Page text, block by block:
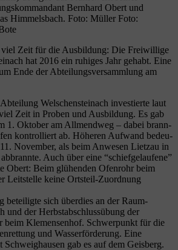
Bernhard Obert und
Himmelsbach. Foto: Müller Foto:
viel Zeit für die Aus­bil­dung: Die Frei­wil­li­ge
hat 2016 ein ruhi­ges Jahr gehabt. Eine
Ende der Abtei­lungs­ver­samm­lung am
Wel­schen­stein­ach inves­tier­te laut
Zeit in Pro­ben und Aus­bil­dung. Es gab
1. Okto­ber am All­mend­weg – dabei brann­
kon­trol­liert ab. Höhe­ren Auf­wand bedeu­
Novem­ber, als beim Anwe­sen Liet­zau in
Auch über eine “schief­ge­lau­fe­ne”
Obert: Beim glü­hen­den Ofen­rohr beim
Leit­stel­le kei­ne Orts­teil-Zuord­nung
betei­lig­te sich über­dies an der Raum­
und der Herbst­ab­schluss­übung der
beim Kle­men­sen­hof. Schwer­punkt für die
und Was­ser­för­de­rung. Eine
Schweig­hau­sen gab es auf dem Geisberg.